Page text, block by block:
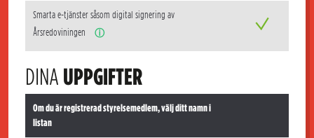
Smarta e-tjänster såsom digital signering av
Årsredoviningen
ⓘ
DINA UPPGIFTER
Om du är registrerad styrelsemedlem, välj ditt namn i
listan